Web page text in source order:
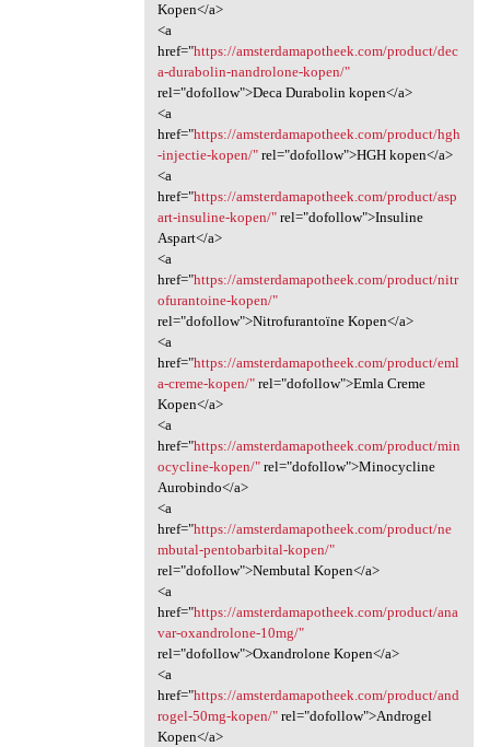
Kopen</a>
<a
href="https://amsterdamapotheek.com/product/dec
a-durabolin-nandrolone-kopen/"
rel="dofollow">Deca Durabolin kopen</a>
<a
href="https://amsterdamapotheek.com/product/hgh
-injectie-kopen/"rel="dofollow">HGH kopen</a>
<a
href="https://amsterdamapotheek.com/product/asp
art-insuline-kopen/"rel="dofollow">Insuline
Aspart</a>
<a
href="https://amsterdamapotheek.com/product/nitr
ofurantoine-kopen/"
rel="dofollow">Nitrofurantoïne Kopen</a>
<a
href="https://amsterdamapotheek.com/product/eml
a-creme-kopen/"rel="dofollow">Emla Creme
Kopen</a>
<a
href="https://amsterdamapotheek.com/product/min
ocycline-kopen/"rel="dofollow">Minocycline
Aurobindo</a>
<a
href="https://amsterdamapotheek.com/product/ne
mbutal-pentobarbital-kopen/"
rel="dofollow">Nembutal Kopen</a>
<a
href="https://amsterdamapotheek.com/product/ana
var-oxandrolone-10mg/"
rel="dofollow">Oxandrolone Kopen</a>
<a
href="https://amsterdamapotheek.com/product/and
rogel-50mg-kopen/"rel="dofollow">Androgel
Kopen</a>